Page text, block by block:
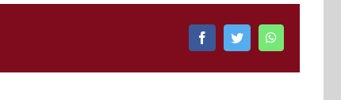
FacebookTwitterWhatsApp